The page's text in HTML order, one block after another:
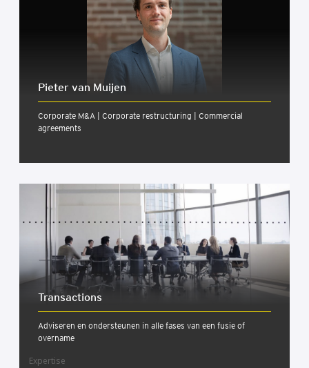
Pieter van Muijen
Corporate M&A | Corporate restructuring | Commercial
agreements
Trans­ac­ti­ons
Adviseren en ondersteunen in alle fases van een fusie of
overname
Expertise